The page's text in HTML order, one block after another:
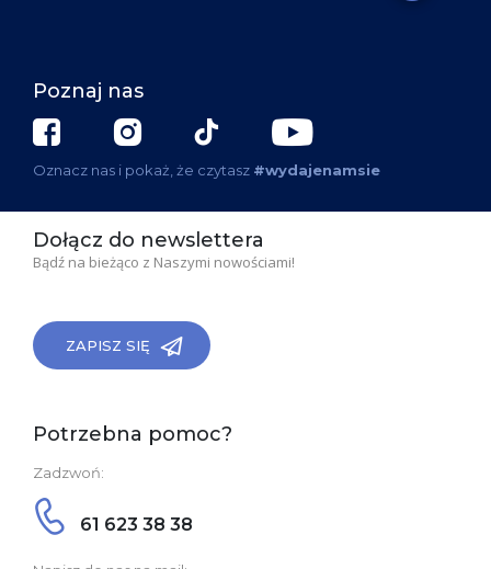
Poznaj nas
Oznacz nas i pokaż, że czytasz #wydajenamsie
Dołącz do newslettera
Bądź na bieżąco z Naszymi nowościami!
ZAPISZ SIĘ
Potrzebna pomoc?
Zadzwoń:
61 623 38 38